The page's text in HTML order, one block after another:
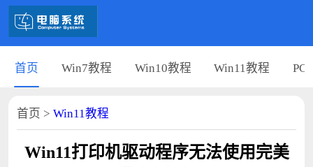
首页 Win7教程 Win10教程 Win11教程 PC
首页 > Win11教程
Win11打印机驱动程序无法使用完美